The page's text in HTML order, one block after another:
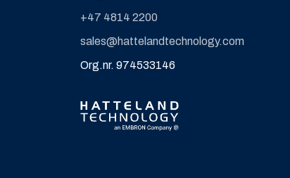
+47 4814 2200
sales@hattelandtechnology.com
Org.nr. 974533146